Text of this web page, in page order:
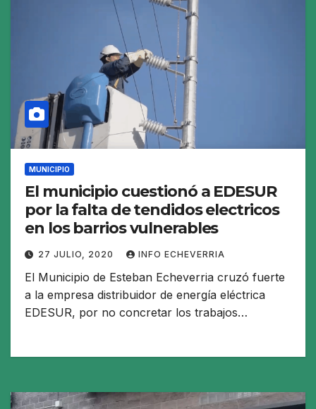
MUNICIPIO
El municipio cuestionó a EDESUR
por la falta de tendidos electricos
en los barrios vulnerables
27 JULIO, 2020 INFO ECHEVERRIA
El Municipio de Esteban Echeverria cruzó fuerte
a la empresa distribuidor de energía eléctrica
EDESUR, por no concretar los trabajos…